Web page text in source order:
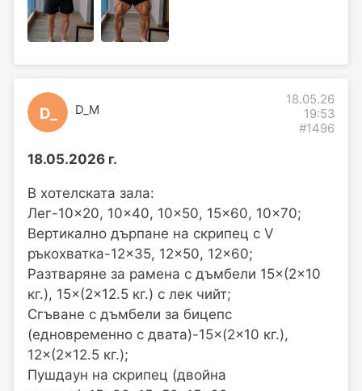
D_ D_M
18.05.26
19:53
#1496
18.05.2026 г.
В хотелската зала:
Лег-10×20, 10×40, 10×50, 15×60, 10×70;
Вертикално дърпане на скрипец с V
ръкохватка-12×35, 12×50, 12×60;
Разтваряне за рамена с дъмбели 15×(2×10
кг.), 15×(2×12.5 кг.) с лек чийт;
Сгъване с дъмбели за бицепс
(едновременно с двата)-15×(2×10 кг.),
12×(2×12.5 кг.);
Пушдаун на скрипец (двойна